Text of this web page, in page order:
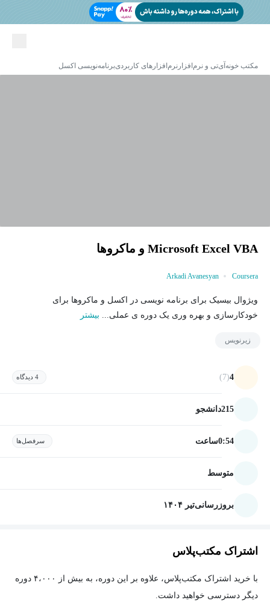
مکتب خونه آی‌تی و نرم‌افزار نرم‌افزارهای کاربردیبرنامه‌نویسی اکسل
Microsoft Excel VBA و ماکروها
Coursera
Arkadi Avanesyan
ویژوال بیسیک برای برنامه نویسی در اکسل و ماکروها برای
خودکارسازی و بهره وری یک دوره ی عملی... بیشتر
زیرنویس
4
(7) 4 دیدگاه
215دانشجو
0:54ساعت سرفصل‌ها
متوسط
بروزرسانیتیر ۱۴۰۴
اشتراک مکتب‌پلاس
با خرید اشتراک مکتب‌پلاس، علاوه بر این دوره، به بیش از ۴،۰۰۰ دوره
دیگر دسترسی خواهید داشت.